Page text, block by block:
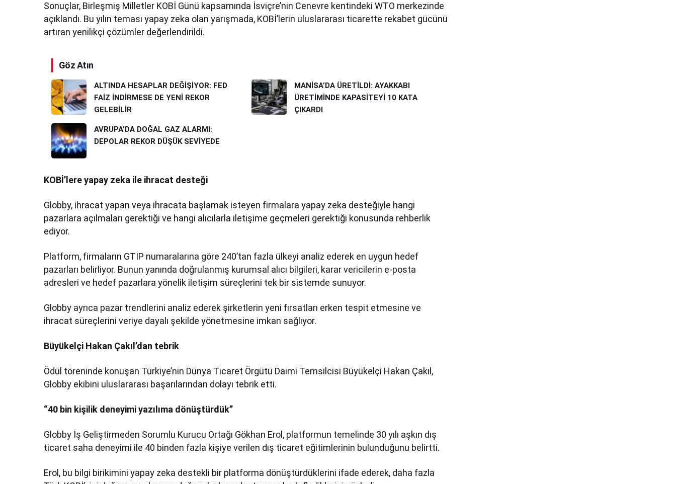
Sonuçlar, Birleşmiş Milletler KOBİ Günü kapsamında İsviçre’nin Cenevre kentindeki WTO merkezinde
açıklandı. Bu yılın teması yapay zeka olan yarışmada, KOBİ’lerin uluslararası ticarette rekabet gücünü
artıran yenilikçi çözümler değerlendirildi.
Göz Atın
ALTINDA HESAPLAR DEĞİŞİYOR: FED
FAİZ İNDİRMESE DE YENİ REKOR
GELEBİLİR
MANİSA’DA ÜRETİLDİ: AYAKKABI
ÜRETİMİNDE KAPASİTEYİ 10 KATA
ÇIKARDI
AVRUPA’DA DOĞAL GAZ ALARMI:
DEPOLAR REKOR DÜŞÜK SEVİYEDE
KOBİ’lere yapay zeka ile ihracat desteği
Globby, ihracat yapan veya ihracata başlamak isteyen firmalara yapay zeka desteğiyle hangi
pazarlara açılmaları gerektiği ve hangi alıcılarla iletişime geçmeleri gerektiği konusunda rehberlik
ediyor.
Platform, firmaların GTİP numaralarına göre 240’tan fazla ülkeyi analiz ederek en uygun hedef
pazarları belirliyor. Bunun yanında doğrulanmış kurumsal alıcı bilgileri, karar vericilerin e-posta
adresleri ve hedef pazarlara yönelik iletişim süreçlerini tek bir sistemde sunuyor.
Globby ayrıca pazar trendlerini analiz ederek şirketlerin yeni fırsatları erken tespit etmesine ve
ihracat süreçlerini veriye dayalı şekilde yönetmesine imkan sağlıyor.
Büyükelçi Hakan Çakıl’dan tebrik
Ödül töreninde konuşan Türkiye’nin Dünya Ticaret Örgütü Daimi Temsilcisi Büyükelçi Hakan Çakıl,
Globby ekibini uluslararası başarılarından dolayı tebrik etti.
“40 bin kişilik deneyimi yazılıma dönüştürdük”
Globby İş Geliştirmeden Sorumlu Kurucu Ortağı Gökhan Erol, platformun temelinde 30 yılı aşkın dış
ticaret saha deneyimi ile 40 binden fazla kişiye verilen dış ticaret eğitimlerinin bulunduğunu belirtti.
Erol, bu bilgi birikimini yapay zeka destekli bir platforma dönüştürdüklerini ifade ederek, daha fazla